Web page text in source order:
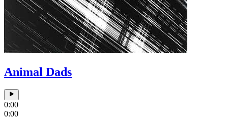
Animal Dads
0:00
0:00